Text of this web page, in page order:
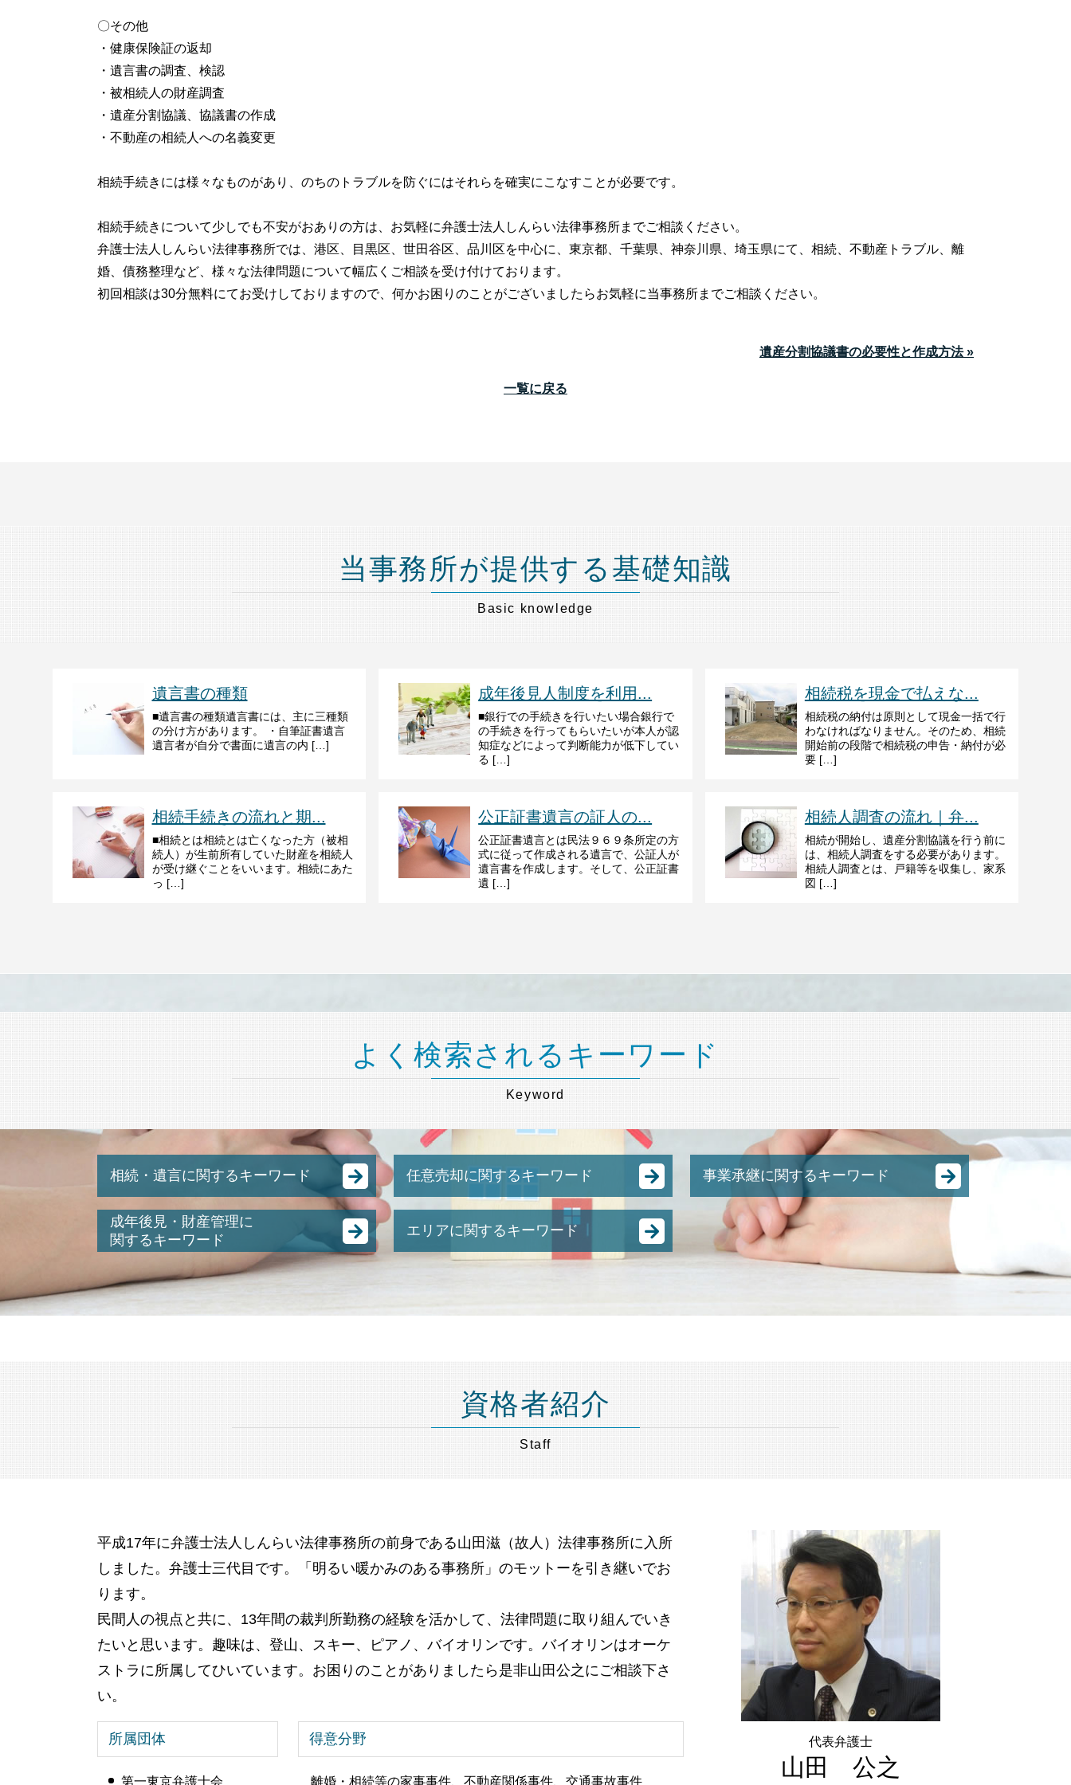
〇その他
・健康保険証の返却
・遺言書の調査、検認
・被相続人の財産調査
・遺産分割協議、協議書の作成
・不動産の相続人への名義変更
相続手続きには様々なものがあり、のちのトラブルを防ぐにはそれらを確実にこなすことが必要です。
相続手続きについて少しでも不安がおありの方は、お気軽に弁護士法人しんらい法律事務所までご相談ください。
弁護士法人しんらい法律事務所では、港区、目黒区、世田谷区、品川区を中心に、東京都、千葉県、神奈川県、埼玉県にて、相続、不動産トラブル、離
婚、債務整理など、様々な法律問題について幅広くご相談を受け付けております。
初回相談は30分無料にてお受けしておりますので、何かお困りのことがございましたらお気軽に当事務所までご相談ください。
遺産分割協議書の必要性と作成方法 »
一覧に戻る
当事務所が提供する基礎知識
Basic knowledge
遺言書の種類
■遺言書の種類遺言書には、主に三種類
の分け方があります。 ・自筆証書遺言
遺言者が自分で書面に遺言の内 […]
成年後見人制度を利用...
■銀行での手続きを行いたい場合銀行で
の手続きを行ってもらいたいが本人が認
知症などによって判断能力が低下してい
る […]
相続税を現金で払えな...
相続税の納付は原則として現金一括で行
わなければなりません。そのため、相続
開始前の段階で相続税の申告・納付が必
要 […]
相続手続きの流れと期...
■相続とは相続とは亡くなった方（被相
続人）が生前所有していた財産を相続人
が受け継ぐことをいいます。相続にあた
っ […]
公正証書遺言の証人の...
公正証書遺言とは民法９６９条所定の方
式に従って作成される遺言で、公証人が
遺言書を作成します。そして、公正証書
遺 […]
相続人調査の流れ｜弁...
相続が開始し、遺産分割協議を行う前に
は、相続人調査をする必要があります。
相続人調査とは、戸籍等を収集し、家系
図 […]
よく検索されるキーワード
Keyword
相続・遺言に関するキーワード
相続税 払わない どうなる
遺産分割協議書 不動産
相続 計算
相続 配偶者居住権
遺留分 遺言
不動産 共有名義
数次相続 遺産分割協議書
居住権 子供
相続 流れ
遺言 書き方
ゆうちょ 銀行 相続
任意売却に関するキーワード
裁判所 競売
抵当 物件
任意売却 流れ
差し押さえ 物件 競売
強制 競売 とは
不動産 競売
住宅ローン 売却
任意整理 弁護士費用
事業承継に関するキーワード
株式譲渡 手続き
跡継ぎ 問題
M&A 株式譲渡
事業譲渡 会社分割 違い
有限会社 事業承継
日本 m&a
経営 承継
合併 買収 違い
m&a 中小企業
中小企業庁 事業承継
株式 の 譲渡
成年後見・財産管理に
関するキーワード
認知症 後見人
親 後見人 になるには
任意 後見人 できること
後見人 財産管理
成年後見人 なれる人
未成年 後見人
任意後見 制度
成年後見人 になるには
エリアに関するキーワード
相続 目黒区 弁護士 相談
不動産相続 埼玉県 弁護士 相談
不動産相続 目黒区 弁護士 相談
相続 節税 千葉県 弁護士 相談
相続 埼玉県 弁護士 相談
遺言書作成 神奈川県 弁護士 相談
相続 節税 神奈川県 弁護士 相談
事業承継 千葉県 弁護士 相談
財産管理 埼玉県 弁護士 相談
相続 千葉県 弁護士 相談
任意売却 東京都 弁護士 相談
資格者紹介
Staff
平成17年に弁護士法人しんらい法律事務所の前身である山田滋（故人）法律事務所に入所
しました。弁護士三代目です。「明るい暖かみのある事務所」のモットーを引き継いでお
ります。
民間人の視点と共に、13年間の裁判所勤務の経験を活かして、法律問題に取り組んでいき
たいと思います。趣味は、登山、スキー、ピアノ、バイオリンです。バイオリンはオーケ
ストラに所属してひいています。お困りのことがありましたら是非山田公之にご相談下さ
い。
所属団体
第一東京弁護士会
得意分野
離婚・相続等の家事事件、不動産関係事件、交通事故事件
代表弁護士
山田 公之